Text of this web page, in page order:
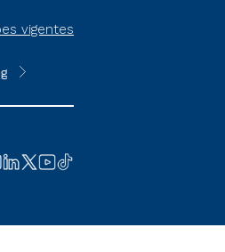
vigentes
exceto na prova on-line ou
**Semipresencial é um formato do